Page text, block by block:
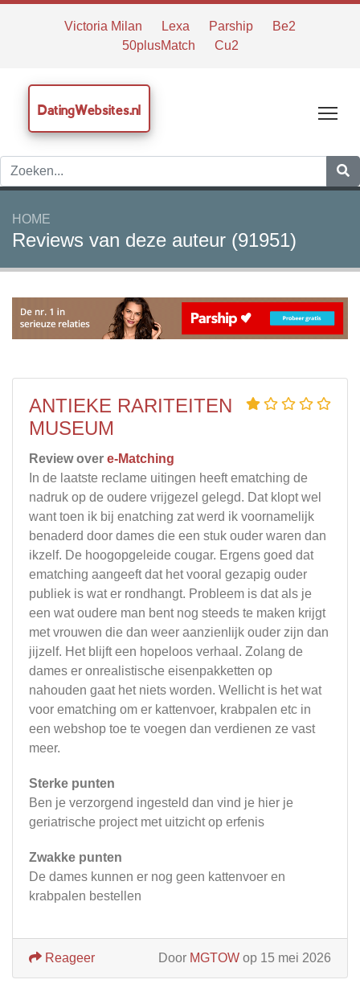
Victoria Milan Lexa Parship
Be2
50plusMatch
Cu2
DatingWebsites.nl
HOME
Reviews van deze auteur (91951)
ANTIEKE RARITEITEN
MUSEUM
Review over e-Matching
In de laatste reclame uitingen heeft ematching de
nadruk op de oudere vrijgezel gelegd. Dat klopt wel
want toen ik bij enatching zat werd ik voornamelijk
benaderd door dames die een stuk ouder waren dan
ikzelf. De hoogopgeleide cougar. Ergens goed dat
ematching aangeeft dat het vooral gezapig ouder
publiek is wat er rondhangt. Probleem is dat als je
een wat oudere man bent nog steeds te maken krijgt
met vrouwen die dan weer aanzienlijk ouder zijn dan
jijzelf. Het blijft een hopeloos verhaal. Zolang de
dames er onrealistische eisenpakketten op
nahouden gaat het niets worden. Wellicht is het wat
voor ematching om er kattenvoer, krabpalen etc in
een webshop toe te voegen dan verdienen ze vast
meer.
Sterke punten
Ben je verzorgend ingesteld dan vind je hier je
geriatrische project met uitzicht op erfenis
Zwakke punten
De dames kunnen er nog geen kattenvoer en
krabpalen bestellen
Door MGTOW op 15 mei 2026
Reageer